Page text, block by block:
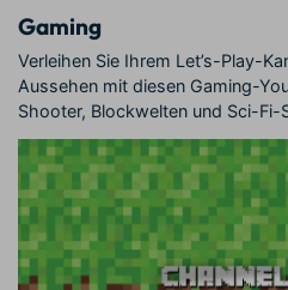
Gaming
Verleihen Sie Ihrem Let’s-Play-
Aussehen mit diesen Gaming-
Shooter, Blockwelten und Sci-Fi-